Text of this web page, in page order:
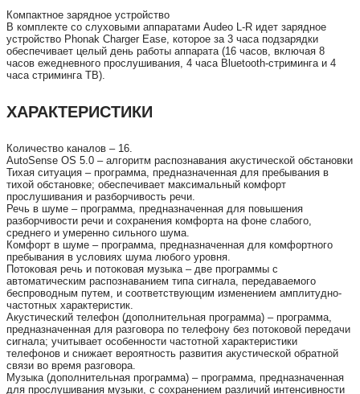
Компактное зарядное устройство
В комплекте со слуховыми аппаратами Audeo L-R идет зарядное
устройство Phonak Charger Ease, которое за 3 часа подзарядки
обеспечивает целый день работы аппарата (16 часов, включая 8
часов ежедневного прослушивания, 4 часа Bluetooth-стриминга и 4
часа стриминга ТВ).
ХАРАКТЕРИСТИКИ
Количество каналов – 16.
AutoSense OS 5.0 – алгоритм распознавания акустической обстановки
Тихая ситуация – программа, предназначенная для пребывания в
тихой обстановке; обеспечивает максимальный комфорт
прослушивания и разборчивость речи.
Речь в шуме – программа, предназначенная для повышения
разборчивости речи и сохранения комфорта на фоне слабого,
среднего и умеренно сильного шума.
Комфорт в шуме – программа, предназначенная для комфортного
пребывания в условиях шума любого уровня.
Потоковая речь и потоковая музыка – две программы с
автоматическим распознаванием типа сигнала, передаваемого
беспроводным путем, и соответствующим изменением амплитудно-
частотных характеристик.
Акустический телефон (дополнительная программа) – программа,
предназначенная для разговора по телефону без потоковой передачи
сигнала; учитывает особенности частотной характеристики
телефонов и снижает вероятность развития акустической обратной
связи во время разговора.
Музыка (дополнительная программа) – программа, предназначенная
для прослушивания музыки, с сохранением различий интенсивности